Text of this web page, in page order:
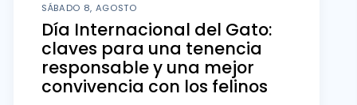
SÁBADO 8, AGOSTO
Día Internacional del Gato:
claves para una tenencia
responsable y una mejor
convivencia con los felinos